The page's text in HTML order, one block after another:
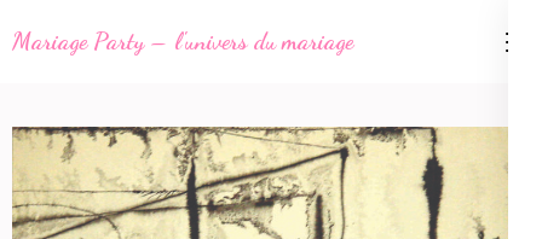
au
(Pressez
Entrée)
Mariage Party – l'univers du mariage